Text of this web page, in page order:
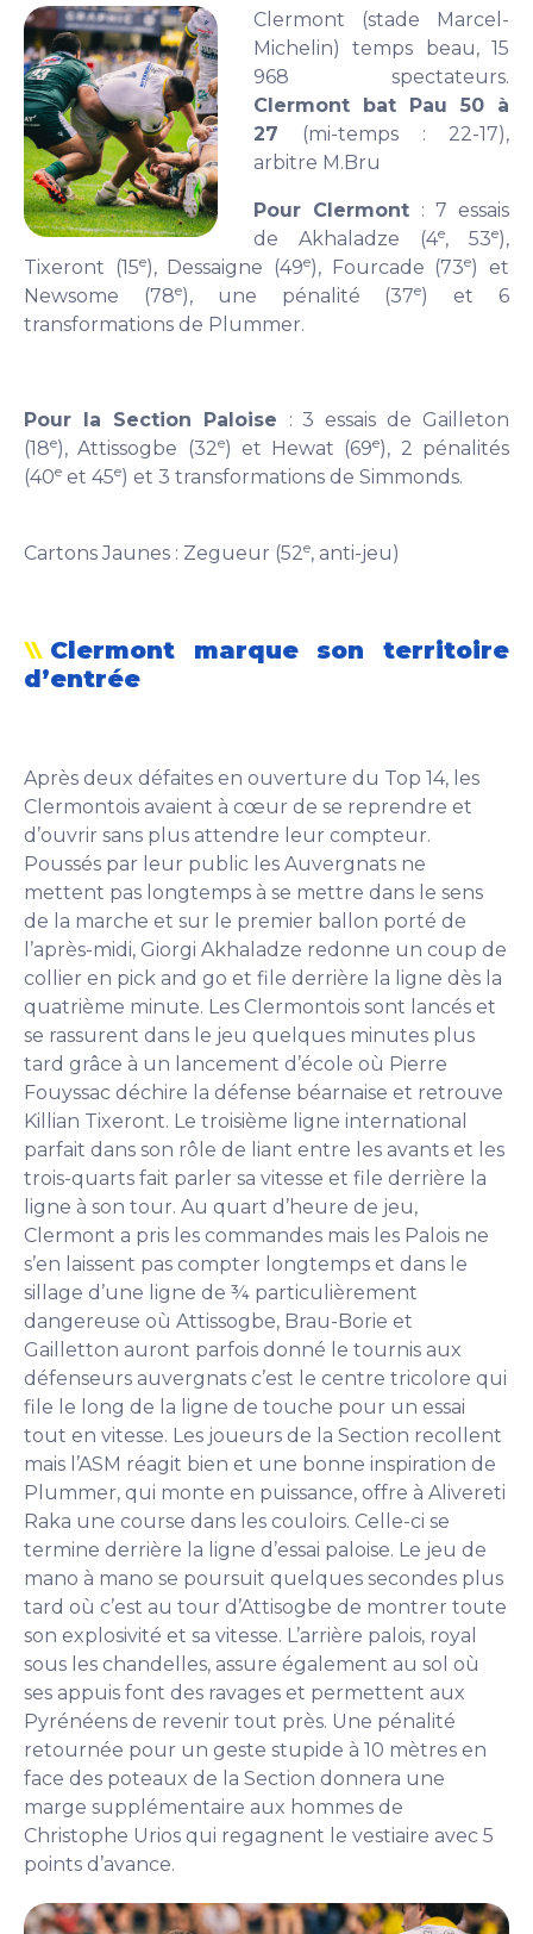
Clermont (stade Marcel-
Michelin) temps beau, 15
968 spectateurs.
Clermont bat Pau 50 à
27 (mi-temps : 22-17),
arbitre M.Bru
Pour Clermont : 7 essais
de Akhaladze (4e, 53e),
Tixeront (15e), Dessaigne (49e), Fourcade (73e) et
Newsome (78e), une pénalité (37e) et 6
transformations de Plummer.
Pour la Section Paloise : 3 essais de Gailleton
(18e), Attissogbe (32e) et Hewat (69e), 2 pénalités
(40e et 45e) et 3 transformations de Simmonds.
Cartons Jaunes : Zegueur (52e, anti-jeu)
Clermont marque son territoire
d’entrée
Après deux défaites en ouverture du Top 14, les
Clermontois avaient à cœur de se reprendre et
d’ouvrir sans plus attendre leur compteur.
Poussés par leur public les Auvergnats ne
mettent pas longtemps à se mettre dans le sens
de la marche et sur le premier ballon porté de
l’après-midi, Giorgi Akhaladze redonne un coup de
collier en pick and go et file derrière la ligne dès la
quatrième minute. Les Clermontois sont lancés et
se rassurent dans le jeu quelques minutes plus
tard grâce à un lancement d’école où Pierre
Fouyssac déchire la défense béarnaise et retrouve
Killian Tixeront. Le troisième ligne international
parfait dans son rôle de liant entre les avants et les
trois-quarts fait parler sa vitesse et file derrière la
ligne à son tour. Au quart d’heure de jeu,
Clermont a pris les commandes mais les Palois ne
s’en laissent pas compter longtemps et dans le
sillage d’une ligne de ¾ particulièrement
dangereuse où Attissogbe, Brau-Borie et
Gailletton auront parfois donné le tournis aux
défenseurs auvergnats c’est le centre tricolore qui
file le long de la ligne de touche pour un essai
tout en vitesse. Les joueurs de la Section recollent
mais l’ASM réagit bien et une bonne inspiration de
Plummer, qui monte en puissance, offre à Alivereti
Raka une course dans les couloirs. Celle-ci se
termine derrière la ligne d’essai paloise. Le jeu de
mano à mano se poursuit quelques secondes plus
tard où c’est au tour d’Attisogbe de montrer toute
son explosivité et sa vitesse. L’arrière palois, royal
sous les chandelles, assure également au sol où
ses appuis font des ravages et permettent aux
Pyrénéens de revenir tout près. Une pénalité
retournée pour un geste stupide à 10 mètres en
face des poteaux de la Section donnera une
marge supplémentaire aux hommes de
Christophe Urios qui regagnent le vestiaire avec 5
points d’avance.